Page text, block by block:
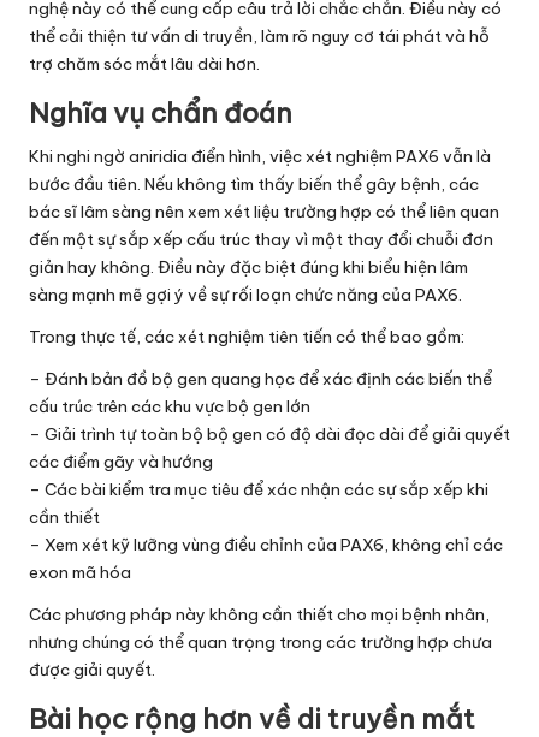
nghệ này có thể cung cấp câu trả lời chắc chắn. Điều này có
thể cải thiện tư vấn di truyền, làm rõ nguy cơ tái phát và hỗ
trợ chăm sóc mắt lâu dài hơn.
Nghĩa vụ chẩn đoán
Khi nghi ngờ aniridia điển hình, việc xét nghiệm PAX6 vẫn là
bước đầu tiên. Nếu không tìm thấy biến thể gây bệnh, các
bác sĩ lâm sàng nên xem xét liệu trường hợp có thể liên quan
đến một sự sắp xếp cấu trúc thay vì một thay đổi chuỗi đơn
giản hay không. Điều này đặc biệt đúng khi biểu hiện lâm
sàng mạnh mẽ gợi ý về sự rối loạn chức năng của PAX6.
Trong thực tế, các xét nghiệm tiên tiến có thể bao gồm:
– Đánh bản đồ bộ gen quang học để xác định các biến thể
cấu trúc trên các khu vực bộ gen lớn
– Giải trình tự toàn bộ bộ gen có độ dài đọc dài để giải quyết
các điểm gãy và hướng
– Các bài kiểm tra mục tiêu để xác nhận các sự sắp xếp khi
cần thiết
– Xem xét kỹ lưỡng vùng điều chỉnh của PAX6, không chỉ các
exon mã hóa
Các phương pháp này không cần thiết cho mọi bệnh nhân,
nhưng chúng có thể quan trọng trong các trường hợp chưa
được giải quyết.
Bài học rộng hơn về di truyền mắt